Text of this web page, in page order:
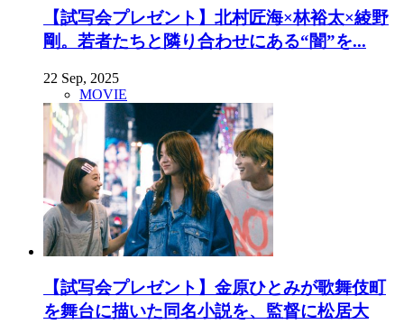
【試写会プレゼント】北村匠海×林裕太×綾野
剛。若者たちと隣り合わせにある“闇”を...
22 Sep, 2025
MOVIE
【試写会プレゼント】金原ひとみが歌舞伎町
を舞台に描いた同名小説を、監督に松居大